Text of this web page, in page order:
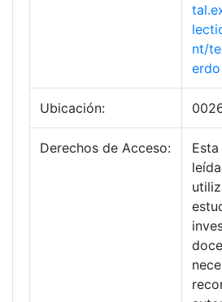
nt/
erdo
Ubicación:
Derechos de Acceso: